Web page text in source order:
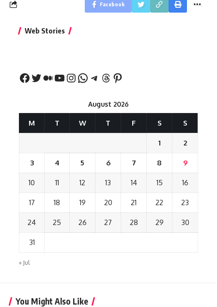
Facebook
Web Stories
नीतीश कुमार का पहला
August 2026
M T W T F S S
1 2
3 4 5 6 7 8 9
10 11 12 13 14 15 16
17 18 19 20 21 22 23
24 25 26 27 28 29 30
31
« Jul
You Might Also Like